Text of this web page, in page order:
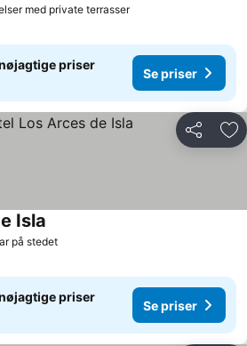
med private terrasserSe priser
priser
Se priser
Del
på stedetSe priser
Isla
priser
Se priser